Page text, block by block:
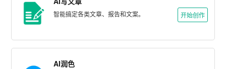
智能搞定各类文章、报告和文案。 开始创作
AI润色